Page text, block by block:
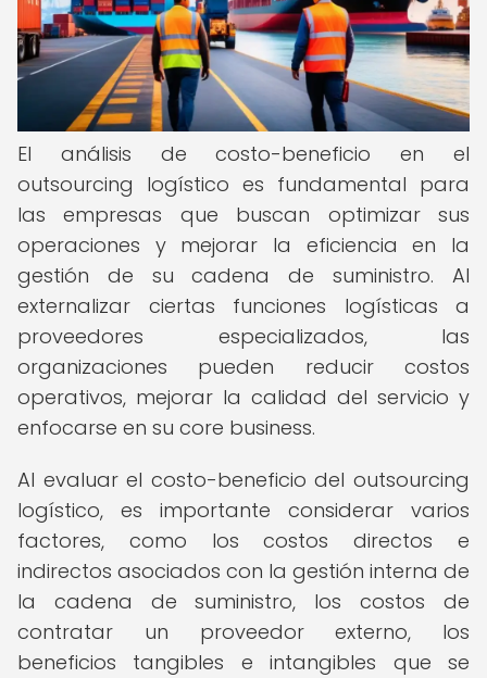
El análisis de costo-beneficio en el
outsourcing logístico es fundamental para
las empresas que buscan optimizar sus
operaciones y mejorar la eficiencia en la
gestión de su cadena de suministro. Al
externalizar ciertas funciones logísticas a
proveedores especializados, las
organizaciones pueden reducir costos
operativos, mejorar la calidad del servicio y
enfocarse en su core business.
Al evaluar el costo-beneficio del outsourcing
logístico, es importante considerar varios
factores, como los costos directos e
indirectos asociados con la gestión interna de
la cadena de suministro, los costos de
contratar un proveedor externo, los
beneficios tangibles e intangibles que se